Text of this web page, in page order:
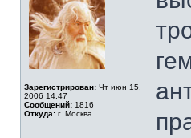
Зарегистрирован: Чт июн 15,
2006 14:47
Сообщений: 1816
Откуда: г. Москва.